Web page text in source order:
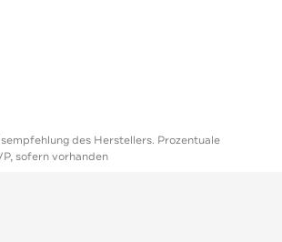
des Herstellers. Prozentuale
sofern vorhanden